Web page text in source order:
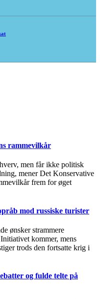
rammevilkår
men får ikke politisk
mener Det Konservative
frem for øget
mod russiske turister
ønsker strammere
kommer, mens
trods den fortsatte krig i
og fulde telte på